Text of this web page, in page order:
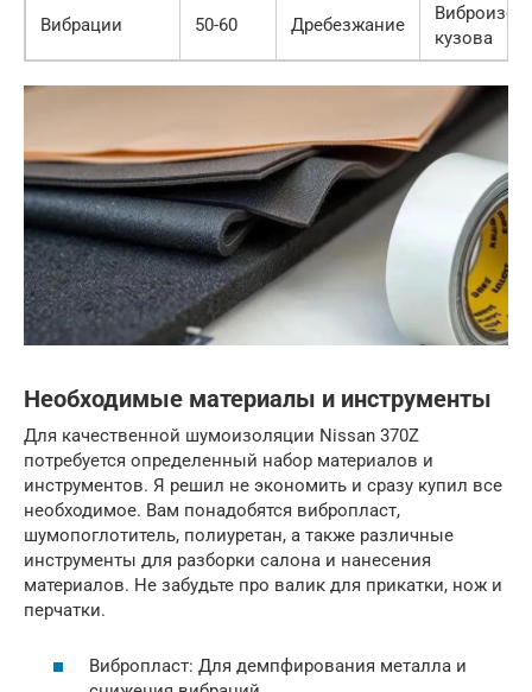
Вибрации 50-60 Дребезжание
кузова
Необходимые материалы и инструменты
Для качественной шумоизоляции Nissan 370Z
потребуется определенный набор материалов и
инструментов. Я решил не экономить и сразу купил все
необходимое. Вам понадобятся вибропласт,
шумопоглотитель, полиуретан, а также различные
инструменты для разборки салона и нанесения
материалов. Не забудьте про валик для прикатки, нож и
перчатки.
Вибропласт: Для демпфирования металла и